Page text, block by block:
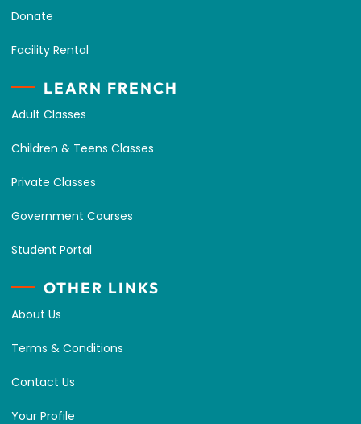
Donate
Facility Rental
LEARN FRENCH
Adult Classes
Children & Teens Classes
Private Classes
Government Courses
Student Portal
OTHER LINKS
About Us
Terms & Conditions
Contact Us
Your Profile